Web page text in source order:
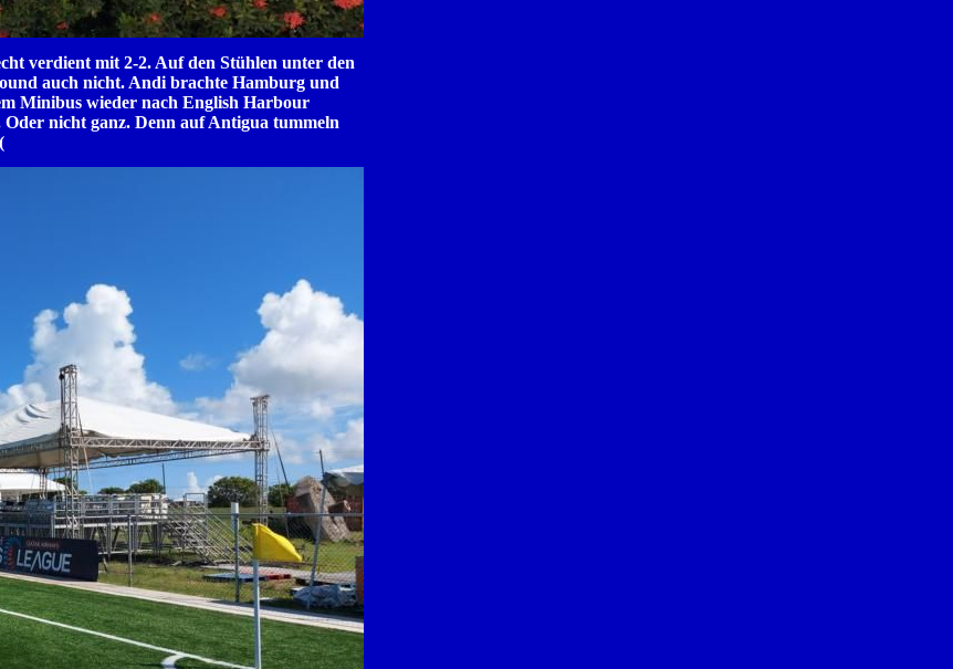
verdient mit 2-2. Auf den Stühlen unter den
auch nicht. Andi brachte Hamburg und
Minibus wieder nach English Harbour
nicht ganz. Denn auf Antigua tummeln